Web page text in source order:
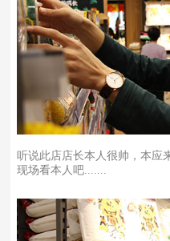
听说此店店长本人很帅，本应
现场看本人吧.......